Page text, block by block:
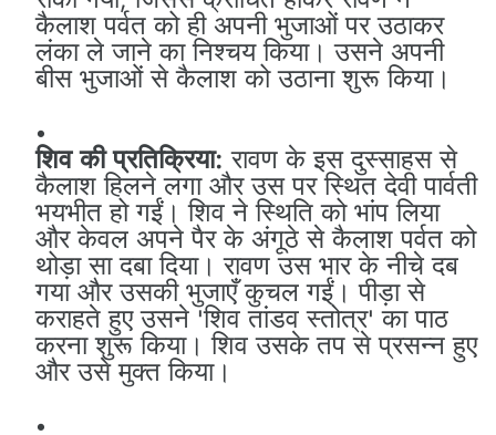
कैलाश पर्वत को ही अपनी भुजाओं पर उठाकर
लंका ले जाने का निश्चय किया। उसने अपनी
बीस भुजाओं से कैलाश को उठाना शुरू किया।
शिव की प्रतिक्रिया: रावण के इस दुस्साहस से
कैलाश हिलने लगा और उस पर स्थित देवी पार्वती
भयभीत हो गईं। शिव ने स्थिति को भांप लिया
और केवल अपने पैर के अंगूठे से कैलाश पर्वत को
थोड़ा सा दबा दिया। रावण उस भार के नीचे दब
गया और उसकी भुजाएँ कुचल गईं। पीड़ा से
कराहते हुए उसने 'शिव तांडव स्तोत्र' का पाठ
करना शुरू किया। शिव उसके तप से प्रसन्न हुए
और उसे मुक्त किया।